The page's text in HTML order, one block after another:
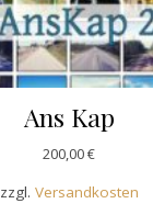
Ans Kap
200,00€
zzgl. Versandkosten